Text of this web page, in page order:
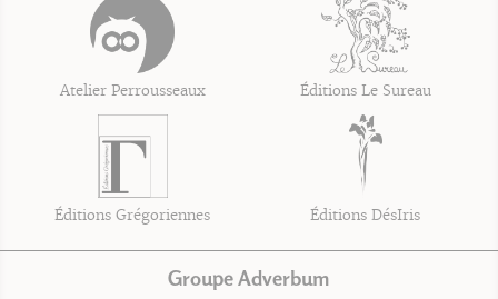
Atelier Perrousseaux Éditions Le Sureau
Éditions Grégoriennes Éditions DésIris
Groupe Adverbum